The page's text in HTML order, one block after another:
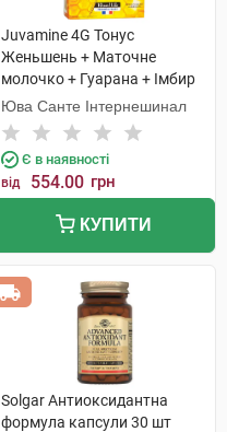
Juvamine 4G Тонус
Женьшень + Маточне
молочко + Гуарана + Імбир
розчин оральний 10 мл 10
ампул
Юва Санте Інтернешинал
Є в наявності
від 554.00 грн
КУПИТИ
Solgar Антиоксидантна
формула капсули 30 шт